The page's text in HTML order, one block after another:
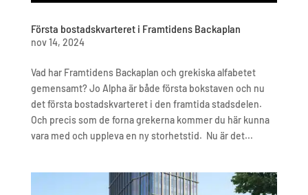
Första bostadskvarteret i Framtidens Backaplan
nov 14, 2024
Vad har Framtidens Backaplan och grekiska alfabetet
gemensamt? Jo Alpha är både första bokstaven och nu
det första bostadskvarteret i den framtida stadsdelen.
Och precis som de forna grekerna kommer du här kunna
vara med och uppleva en ny storhetstid. Nu är det...